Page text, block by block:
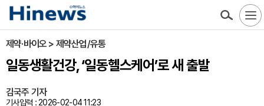
제약·바이오 > 제약산업/유통
일동생활건강, ‘일동헬스케어’로 새 출발
김국주 기자
기사입력 : 2026-02-04 11:23